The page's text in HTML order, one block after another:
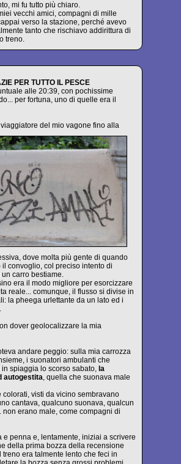
mi fu tutto più chiaro.
vecchi amici, compagni di mille
verso la stazione, perché avevo
tanto che rischiavo addirittura di
treno.
PER TUTTO IL PESCE
alle 20:39, con pochissime
per fortuna, uno di quelle era il
del mio vagone fino alla
dove molta più gente di quando
il convoglio, col preciso intento di
carro bestiame.
era il modo migliore per esorcizzare
reale... comunque, il flusso si divise in
la pheega urlettante da un lato ed i
dover geolocalizzare la mia
andare peggio: sulla mia carrozza
i suonatori ambulanti che
spiaggia lo scorso sabato, la
autogestita, quella che suonava male
colorati, visti da vicino sembravano
cantava, qualcuno suonava, qualcun
non erano male, come compagni di
e penna e, lentamente, iniziai a scrivere
della prima bozza della recensione
treno era talmente lento che feci in